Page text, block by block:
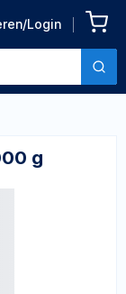
Login
den Produktdetails
g